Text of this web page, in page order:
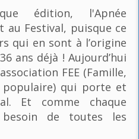
édition, l'Apnée
au Festival, puisque ce
qui en sont à l’origine
ans déjà ! Aujourd’hui
FEE (Famille,
populaire) qui porte et
Et comme chaque
de toutes les